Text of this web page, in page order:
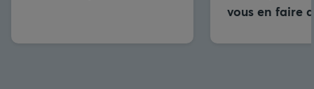
vous en faire